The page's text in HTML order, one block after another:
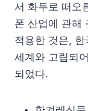
서 화두로 떠오
폰 산업에 관해
적용한 것은,
세계와 고립되
되었다.